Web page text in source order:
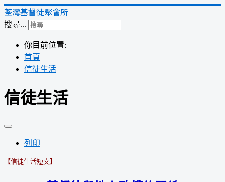
荃灣基督徒聚會所
搜尋...
你目前位置:
首頁
信徒生活
信徒生活
列印
【信徒生活短文】